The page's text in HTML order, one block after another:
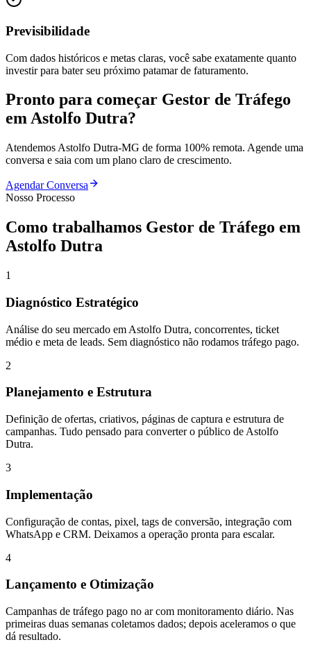
Previsibilidade
Com dados históricos e metas claras, você sabe exatamente quanto
investir para bater seu próximo patamar de faturamento.
Pronto para começar Gestor de Tráfego
emAstolfo Dutra?
Atendemos Astolfo Dutra-MG de forma 100% remota. Agende uma
conversa e saia com um plano claro de crescimento.
Agendar Conversa
Nosso Processo
Como trabalhamos Gestor de Tráfego em
Astolfo Dutra
1
Diagnóstico Estratégico
Análise do seu mercado em Astolfo Dutra, concorrentes, ticket
médio e meta de leads. Sem diagnóstico não rodamos tráfego pago.
2
Planejamento e Estrutura
Definição de ofertas, criativos, páginas de captura e estrutura de
campanhas. Tudo pensado para converter o público de Astolfo
Dutra.
3
Implementação
Configuração de contas, pixel, tags de conversão, integração com
WhatsApp e CRM. Deixamos a operação pronta para escalar.
4
Lançamento e Otimização
Campanhas de tráfego pago no ar com monitoramento diário. Nas
primeiras duas semanas coletamos dados; depois aceleramos o que
dá resultado.